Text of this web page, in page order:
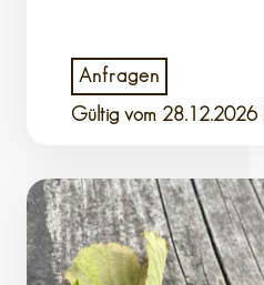
Anfragen
Gültig vom 28.12.2026